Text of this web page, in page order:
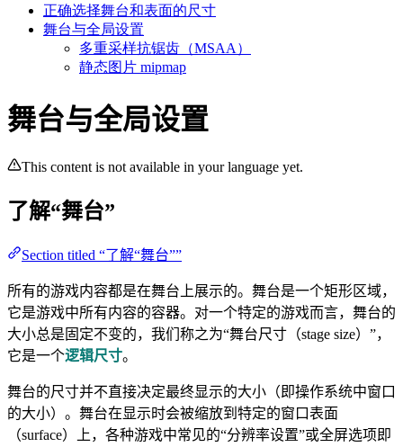
正确选择舞台和表面的尺寸
舞台与全局设置
多重采样抗锯齿（MSAA）
静态图片 mipmap
舞台与全局设置
This content is not available in your language yet.
了解“舞台”
Section titled “了解“舞台””
所有的游戏内容都是在舞台上展示的。舞台是一个矩形区域，
它是游戏中所有内容的容器。对一个特定的游戏而言，舞台的
大小总是固定不变的，我们称之为“舞台尺寸（stage size）”，
它是一个逻辑尺寸。
舞台的尺寸并不直接决定最终显示的大小（即操作系统中窗口
的大小）。舞台在显示时会被缩放到特定的窗口表面
（surface）上，各种游戏中常见的“分辨率设置”或全屏选项即